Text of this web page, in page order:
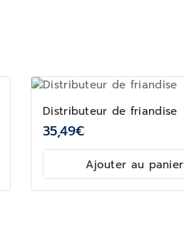
Distributeur de friandise
35,49€
Ajouter au panier